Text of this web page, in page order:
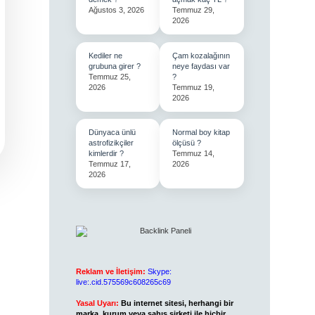
Ağustos 3, 2026
Temmuz 29,
2026
Kediler ne
grubuna girer ?
Temmuz 25,
2026
Çam kozalağının
neye faydası var
?
Temmuz 19,
2026
Dünyaca ünlü
astrofizikçiler
kimlerdir ?
Temmuz 17,
2026
Normal boy kitap
ölçüsü ?
Temmuz 14,
2026
Reklam ve İletişim: Skype:
live:.cid.575569c608265c69
Yasal Uyarı: Bu internet sitesi, herhangi bir
marka, kurum veya şahıs şirketi ile hiçbir